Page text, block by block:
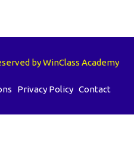
by WinClass Academy
Privacy Policy Contact